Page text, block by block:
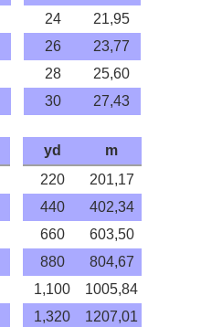
24
21,95
26
23,77
28
25,60
30
27,43
yd
m
220
201,17
440
402,34
660
603,50
880
804,67
1,100
1005,84
1,320
1207,01